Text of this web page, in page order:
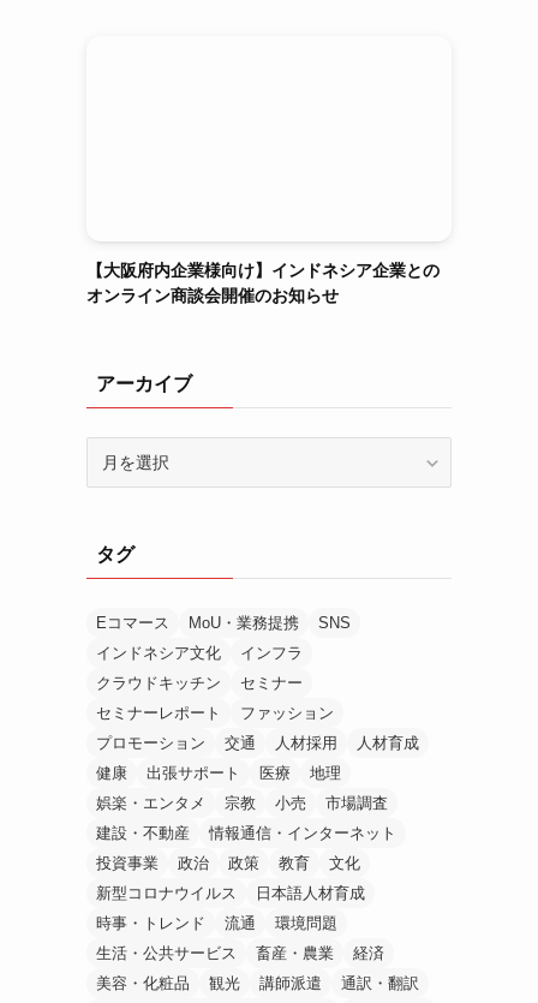
【大阪府内企業様向け】インドネシア企業との
オンライン商談会開催のお知らせ
アーカイブ
ブタグ
Eコマース MoU・業務提携
SNS
インドネシア文化
インフラ
クラウドキッチン
セミナー
セミナーレポート
ファッション
プロモーション
交通 人材採用
人材育成
健康
出張サポート 医療
地理
娯楽・エンタメ
宗教 小売
市場調査
建設・不動産
情報通信・インターネット
投資事業
政治 政策 教育
文化
新型コロナウイルス
日本語人材育成
時事・トレンド
流通
環境問題
生活・公共サービス
畜産・農業
経済
美容・化粧品
観光 講師派遣
通訳・翻訳